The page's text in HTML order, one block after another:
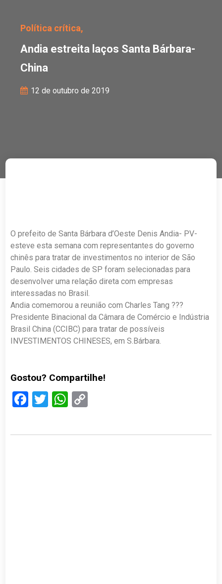
Política crítica,
Andia estreita laços Santa Bárbara-
China
12 de outubro de 2019
O prefeito de Santa Bárbara d’Oeste Denis Andia- PV-
esteve esta semana com representantes do governo
chinês para tratar de investimentos no interior de São
Paulo. Seis cidades de SP foram selecionadas para
desenvolver uma relação direta com empresas
interessadas no Brasil.
Andia comemorou a reunião com Charles Tang ???
Presidente Binacional da Câmara de Comércio e Indústria
Brasil China (CCIBC) para tratar de possíveis
INVESTIMENTOS CHINESES, em S.Bárbara.
Gostou? Compartilhe!
Facebook
TwitterWhatsApp